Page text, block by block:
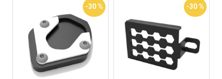
-30 % -30 %